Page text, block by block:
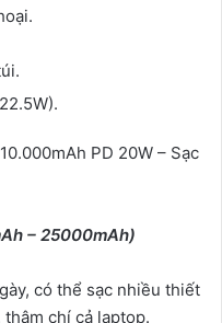
10.000mAh PD 20W – Sạc
– 25000mAh)
có thể sạc nhiều thiết
chí cả laptop.